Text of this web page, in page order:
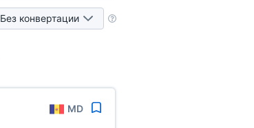
Без конвертации
MD